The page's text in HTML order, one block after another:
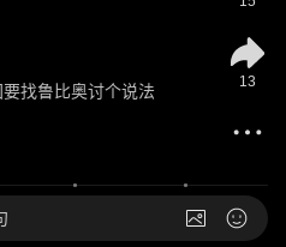
找鲁比奥讨个说法 13